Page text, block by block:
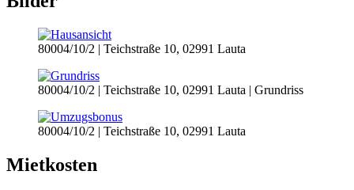
80004/10/2 | Teichstraße 10, 02991 Lauta
80004/10/2 | Teichstraße 10, 02991 Lauta | Grundriss
80004/10/2 | Teichstraße 10, 02991 Lauta
Mietkosten